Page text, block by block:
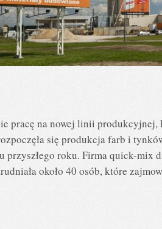
pracę na nowej linii produkcyjnej,
się produkcja farb i
przyszłego roku. Firma quick-mix
około 40 osób, które